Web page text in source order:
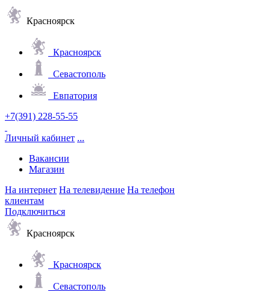
Красноярск
Красноярск
Севастополь
Евпатория
+7(391) 228-55-55
Личный кабинет ...
Вакансии
Магазин
На интернет На телевидение На телефон
клиентам
Подключиться
Красноярск
Красноярск
Севастополь